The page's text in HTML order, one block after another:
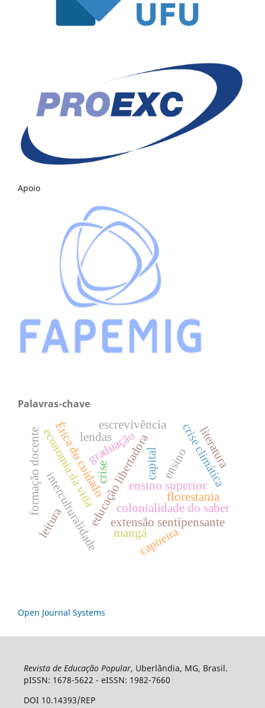
Apoio
Palavras-chave
extensão sentipensante
colonialidade do saber
educação libertadora florestania
Ética do cuidado
interculturalidade
formação docente ensino superior
economia da vida crise climática
crise capital ensino
graduação
escrevivência
literatura
mangá
leitura
capoeira
lendas
Open Journal Systems
Revista de Educação Popular, Uberlândia, MG, Brasil.
pISSN: 1678-5622 - eISSN: 1982-7660
DOI 10.14393/REP